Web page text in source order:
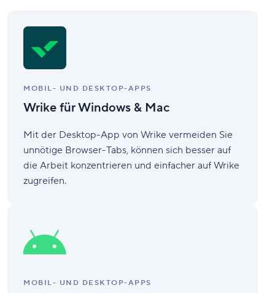
MOBIL- UND DESKTOP-APPS
Wrike für Windows & Mac
Mit der Desktop-App von Wrike vermeiden Sie
unnötige Browser-Tabs, können sich besser auf
die Arbeit konzentrieren und einfacher auf Wrike
zugreifen.
Windows
Mac
MOBIL- UND DESKTOP-APPS
Android